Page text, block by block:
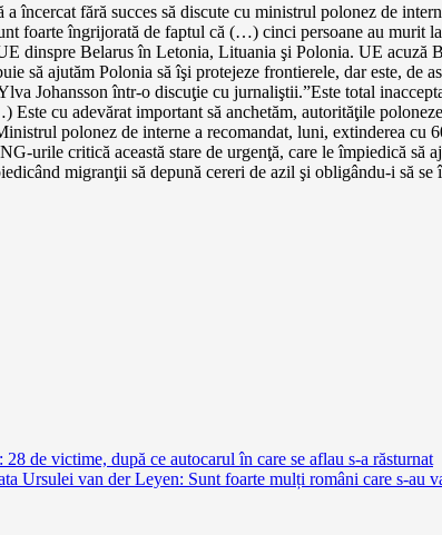
a încercat fără succes să discute cu ministrul polonez de
foarte îngrijorată de faptul că (…) cinci persoane au murit
dinspre Belarus în Letonia, Lituania şi Polonia. UE
să ajutăm Polonia să îşi protejeze frontierele, dar este, de
Johansson într-o discuţie cu jurnaliştii.”Este total
Este cu adevărat important să anchetăm, autorităţile
polonez de interne a recomandat, luni, extinderea
urile critică această stare de urgenţă, care le împiedică
migranţii să depună cereri de azil şi obligându-i să se
de victime, după ce autocarul în care se aflau s-a răsturnat
Ursulei van der Leyen: Sunt foarte mulți români care s-au